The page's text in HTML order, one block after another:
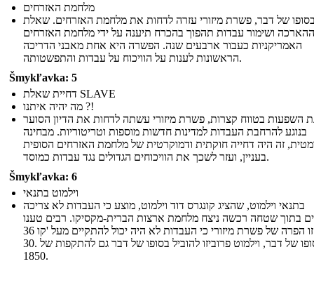
מלחמת האזרחים
של דבר, פשרת מיזורי עזרה לדחות את מלחמת האזרחים. שאלת
ההארכה ושימור עבדות תהפוך בהכרח תיענה על ידי מלחמת האזרחים
האמריקניות כעבור ארבעים שנה. הפשרה היא אחת מאבני הדריכה
הראשונות לענות על הוויכוח על עבדות והתפשטותה.
Šmykľavka: 5
דחיית שאלת SLAVE
מה יהיה איתנו ?!
השפעות בטווח קצרות, פשרת מיזורי עשתה לדחות את הדיון הסוער
בנוגע להרחבת העבדות למדינות חדשות מוספות וטריטוריות. מבחינה
זה היה דחייה חוקתית ודמוקרטית של מלחמת האזרחים הסופית
בעניין, ועזר לשכך את הוויכוחים הגדולים נגד עבדות כמוסד.
Šmykľavka: 6
וילמוט בתנאי
בתנאי וילמוט, שהציג קונגרס דוד וילמוט, מוצע כי העבדות לא צריכה
בתוך שטחה רכשה ניצח מלחמת ארצות הברית-מקסיקו. רבים טענו
כי זו הפרה של פשרת מיזורי כי העבדות לא היה יכול להתקיים מעל 'קו 36º
30. בסופו של דבר, וילמוט פרוביזו להוביל בסופו של דבר גם להתקפות של
1850.